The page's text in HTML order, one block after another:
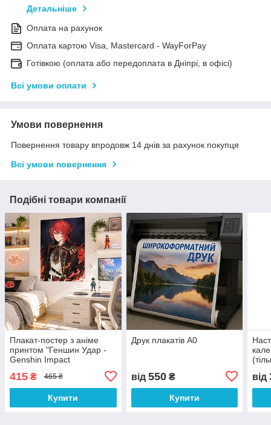
Детальніше
Оплата на рахунок
Оплата картою Visa, Mastercard - WayForPay
Готівкою (оплата або передоплата в Дніпрі, в офісі)
Всі умови оплати
Умови повернення
Повернення товару впродовж 14 днів за рахунок покупця
Всі умови повернення
Подібні товари компанії
Плакат-постер з аніме
принтом "Геншин Удар -
Genshin Impact
415 ₴ 465 ₴
Купити
Друк плакатів А0
від 550₴
Купити
від